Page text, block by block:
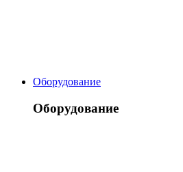
Оборудование
Оборудование